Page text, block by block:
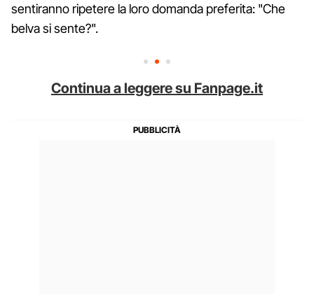
sentiranno ripetere la loro domanda preferita: "Che
belva si sente?".
Continua a leggere su Fanpage.it